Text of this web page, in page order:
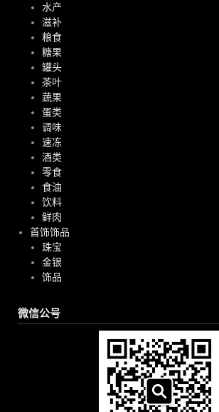
水产
滋补
粮食
糖果
罐头
茶叶
蔬果
蛋类
调味
速冻
酒类
零食
食油
饮料
鲜肉
首饰饰品
珠宝
金银
饰品
微信公号